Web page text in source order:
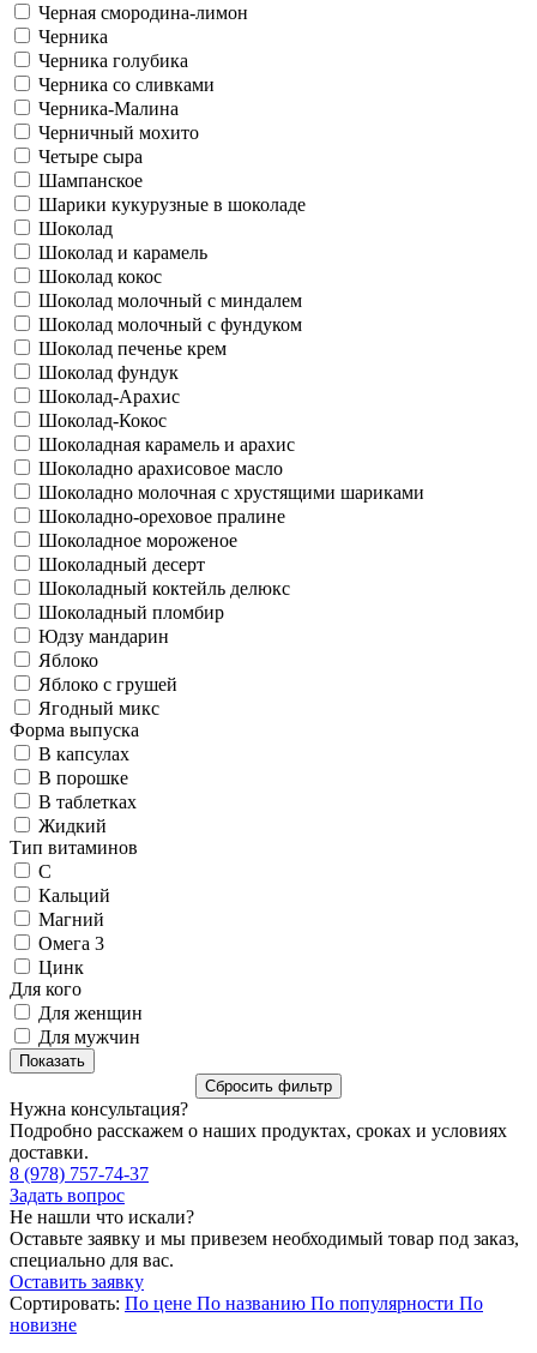
Черная смородина-лимон
Черника
Черника голубика
Черника со сливками
Черника-Малина
Черничный мохито
Четыре сыра
Шампанское
Шарики кукурузные в шоколаде
Шоколад
Шоколад и карамель
Шоколад кокос
Шоколад молочный с миндалем
Шоколад молочный с фундуком
Шоколад печенье крем
Шоколад фундук
Шоколад-Арахис
Шоколад-Кокос
Шоколадная карамель и арахис
Шоколадно арахисовое масло
Шоколадно молочная с хрустящими шариками
Шоколадно-ореховое пралине
Шоколадное мороженое
Шоколадный десерт
Шоколадный коктейль делюкс
Шоколадный пломбир
Юдзу мандарин
Яблоко
Яблоко с грушей
Ягодный микс
Форма выпуска
В капсулах
В порошке
В таблетках
Жидкий
Тип витаминов
C
Кальций
Магний
Омега 3
Цинк
Для кого
Для женщин
Для мужчин
Нужна консультация?
Подробно расскажем о наших продуктах, сроках и условиях
доставки.
8 (978) 757-74-37
Задать вопрос
Не нашли что искали?
Оставьте заявку и мы привезем необходимый товар под заказ,
специально для вас.
Оставить заявку
Сортировать: По цене По названию По популярности По
новизне